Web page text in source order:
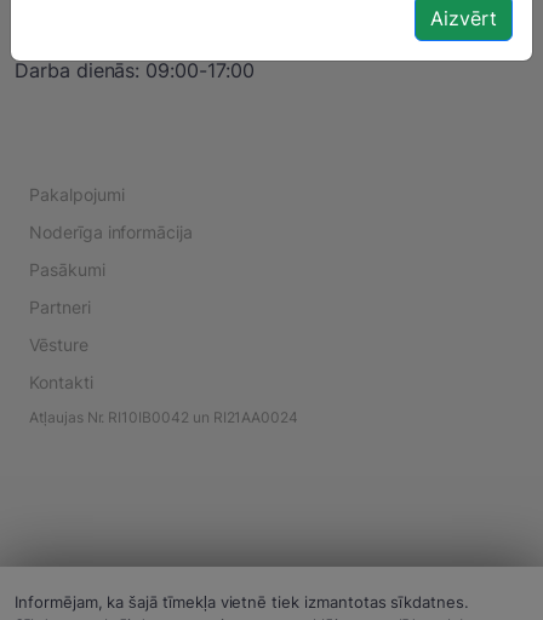
Darba dienās: 09:00-17:00
Pakalpojumi
Noderīga informācija
Pasākumi
Partneri
Vēsture
Kontakti
Atļaujas Nr. RI10IB0042 un RI21AA0024
Aizvērt
Informējam, ka šajā tīmekļa vietnē tiek izmantotas sīkdatnes.